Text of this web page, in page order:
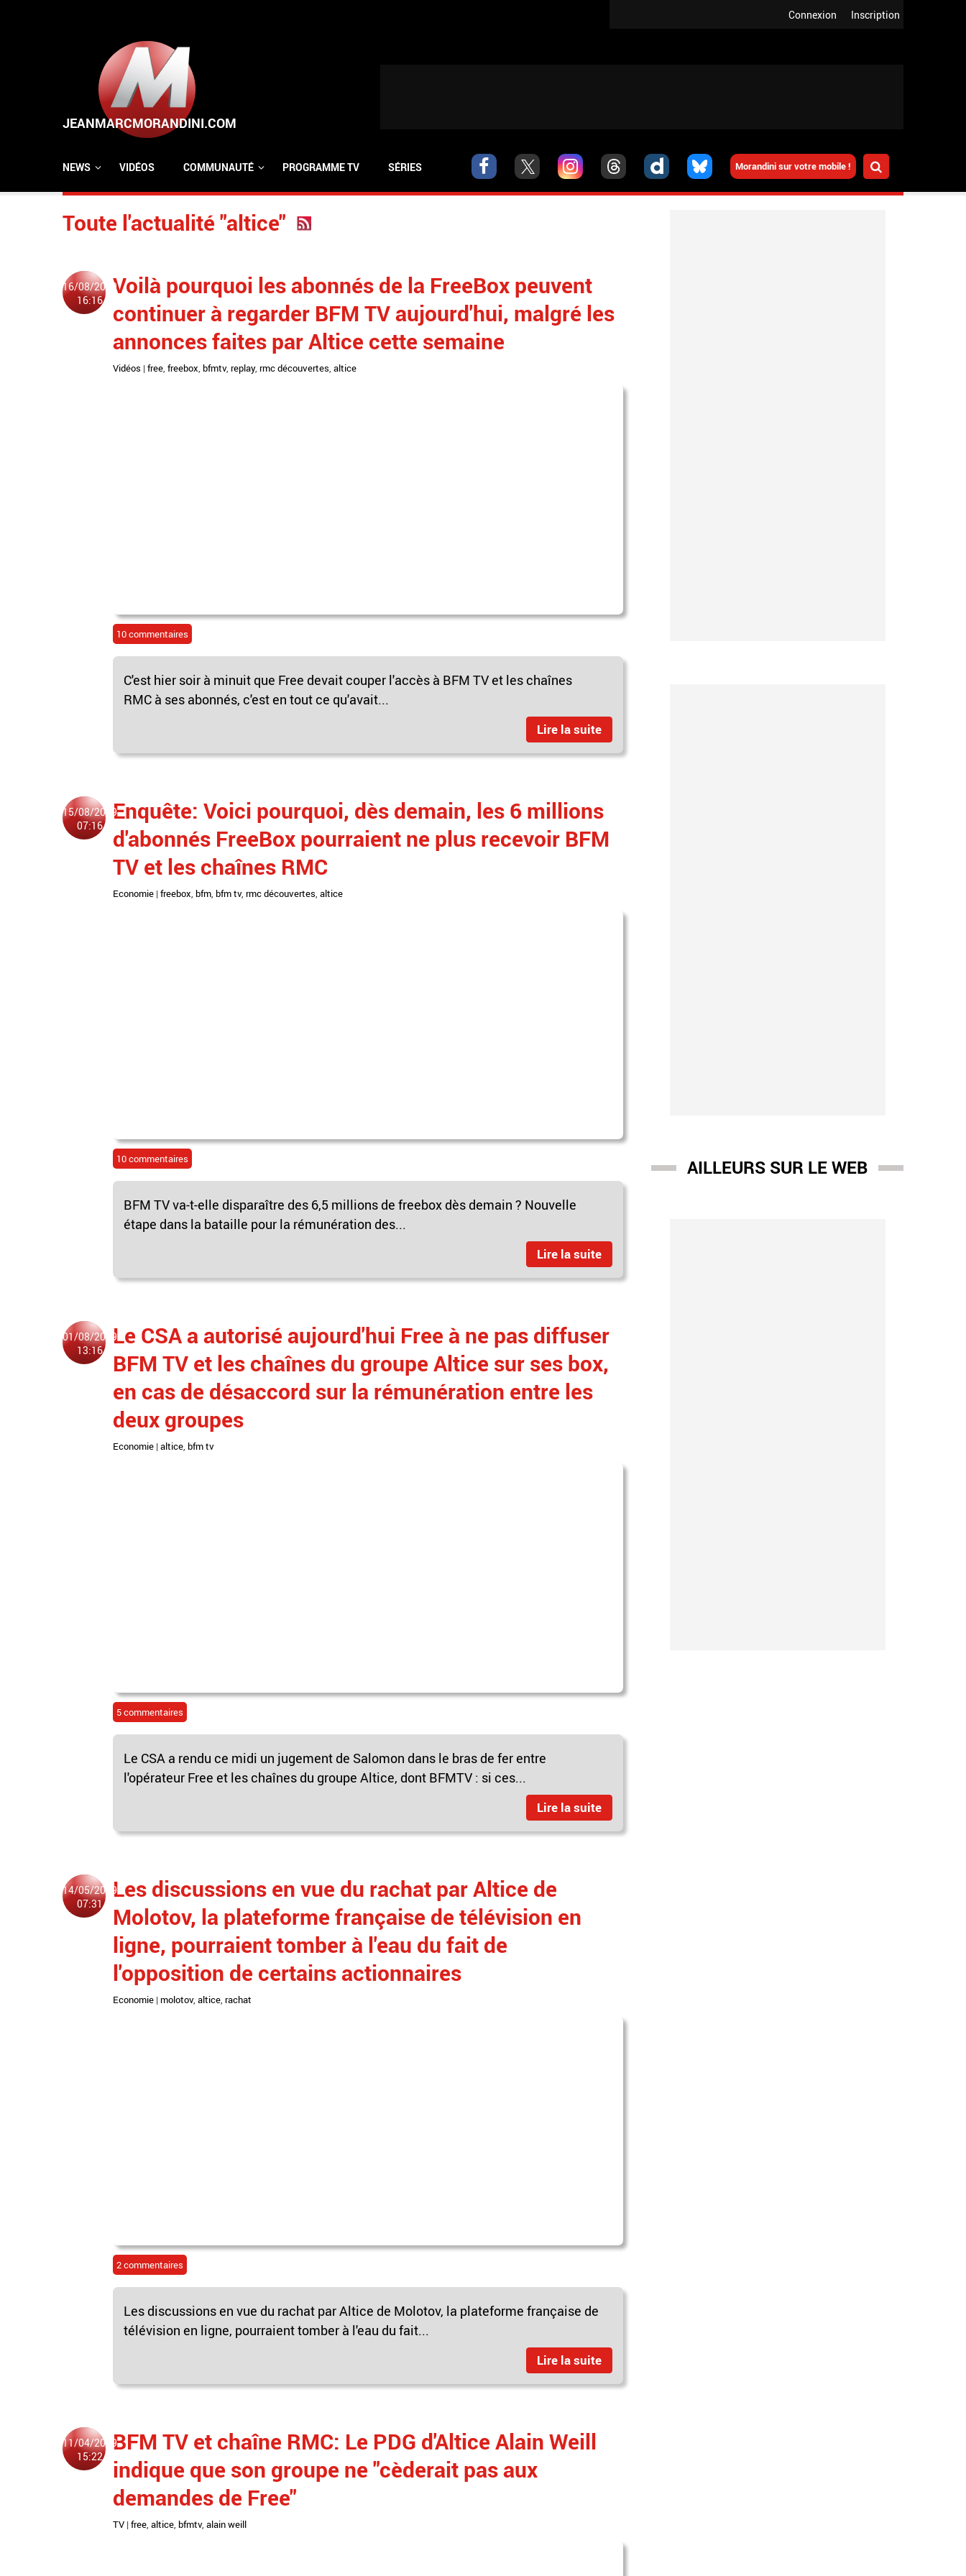
Inscription
Connexion
Morandini sur votre mobile !
NEWS VIDÉOS COMMUNAUTÉ PROGRAMME TV SÉRIES
Toute l'actualité "altice"
16/08/2019
16:16
Voilà pourquoi les abonnés de la FreeBox peuvent
continuer à regarder BFM TV aujourd'hui, malgré les
annonces faites par Altice cette semaine
Vidéos | free, freebox, bfmtv, replay, rmc découvertes, altice
10 commentaires
C'est hier soir à minuit que Free devait couper l'accès à BFM TV et les chaînes
RMC à ses abonnés, c'est en tout ce qu'avait...
Lire la suite
15/08/2019
07:16
Enquête: Voici pourquoi, dès demain, les 6 millions
d'abonnés FreeBox pourraient ne plus recevoir BFM
TV et les chaînes RMC
Economie | freebox bfm bfm tv, rmc découvertes altice
10 commentaires
BFM TV va-t-elle disparaître des 6,5 millions de freebox dès demain ? Nouvelle
étape dans la bataille pour la rémunération des...
Lire la suite
01/08/2019
13:16
Le CSA a autorisé aujourd'hui Free à ne pas diffuser
BFM TV et les chaînes du groupe Altice sur ses box,
en cas de désaccord sur la rémunération entre les
deux groupes
Economie | altice, bfm tv
5 commentaires
Le CSA a rendu ce midi un jugement de Salomon dans le bras de fer entre
l'opérateur Free et les chaînes du groupe Altice, dont BFMTV : si ces...
Lire la suite
14/05/2019
07:31
Les discussions en vue du rachat par Altice de
Molotov, la plateforme française de télévision en
ligne, pourraient tomber à l'eau du fait de
l'opposition de certains actionnaires
Economie | molotov, altice rachat
2 commentaires
Les discussions en vue du rachat par Altice de Molotov, la plateforme française de
télévision en ligne, pourraient tomber à l'eau du fait...
Lire la suite
11/04/2019
15:22
BFM TV et chaîne RMC: Le PDG d'Altice Alain Weill
indique que son groupe ne "cèderait pas aux
demandes de Free"
TV | free, altice, bfmtv, alain weill
AILLEURS SUR LE WEB